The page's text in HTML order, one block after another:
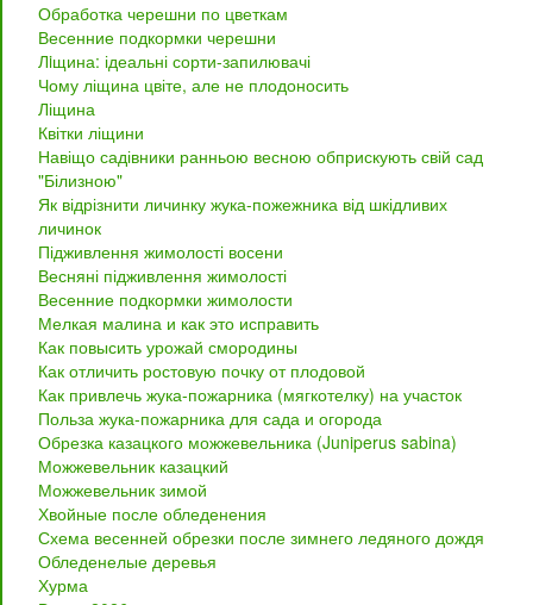
Обработка черешни по цветкам
Весенние подкормки черешни
Лiщина: ідеальні сорти-запилювачі
Чому ліщина цвіте, але не плодоносить
Ліщина
Квітки ліщини
Навіщо садівники ранньою весною обприскують свій сад
"Білизною"
Як відрізнити личинку жука-пожежника від шкідливих
личинок
Підживлення жимолості восени
Весняні підживлення жимолості
Весенние подкормки жимолости
Мелкая малина и как это исправить
Как повысить урожай смородины
Как отличить ростовую почку от плодовой
Как привлечь жука-пожарника (мягкотелку) на участок
Польза жука-пожарника для сада и огорода
Обрезка казацкого можжевельника (Juniperus sabina)
Можжевельник казацкий
Можжевельник зимой
Хвойные после обледенения
Схема весенней обрезки после зимнего ледяного дождя
Обледенелые деревья
Хурма